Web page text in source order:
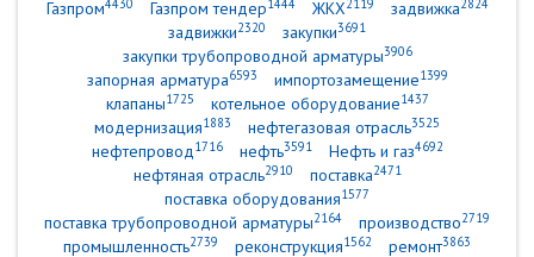
Газпром4430 Газпром тендер1444 ЖКХ2119 задвижка2824
задвижки2320 закупки3691
закупки трубопроводной арматуры3906
запорная арматура6593 импортозамещение1399
клапаны1725 котельное оборудование1437
модернизация1883 нефтегазовая отрасль3525
нефтепровод1716 нефть3591 Нефть и газ4692
нефтяная отрасль2910 поставка2471
поставка оборудования1577
поставка трубопроводной арматуры2164 производство2719
промышленность2739 реконструкция1562 ремонт3863